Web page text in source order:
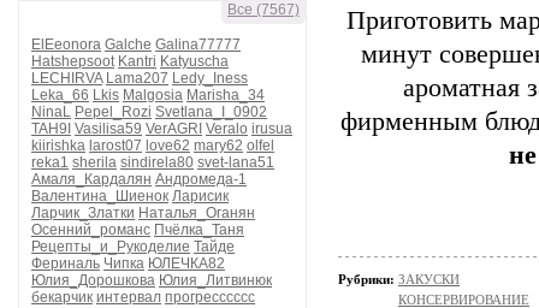
Все (7567)
ElEeonora Galche Galina77777
Hatshepsoot Kantri Katyuscha
LECHIRVA Lama207 Ledy_Iness
Leka_66 Lkis Malgosia Marisha_34
NinaL Pepel_Rozi Svetlana_I_0902
TAH9I Vasilisa59 VerAGRI Veralo irusua
kiirishka larost07 love62 mary62 olfel
reka1 sherila sindirela80 svet-lana51
Амаля_Кардалян Андромеда-1
Валентина_Шиенок Ларисик
Ларчик_Златки Наталья_Оганян
Осенний_романс Пчёлка_Таня
Рецепты_и_Рукоделие Тайде
Фериналь Чипка ЮЛЕЧКА82
Юлия_Дорошкова Юлия_Литвинюк
бекарчик интервал прогресссссс
Приготовить
минут
ароматная
фирменным
Рубрики: ЗАКУСКИ
КОНСЕРВИРОВАНИЕ